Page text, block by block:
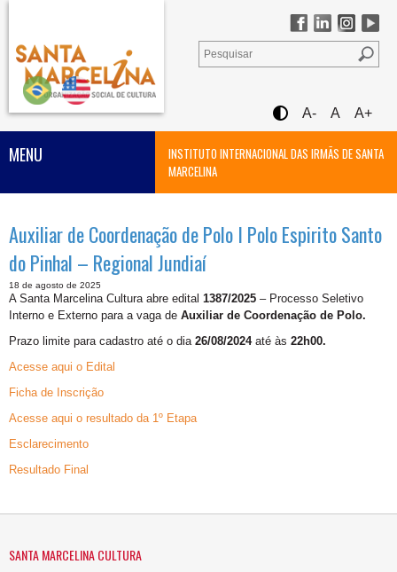
A- A A+
INSTITUTO INTERNACIONAL DAS IRMÃS DE SANTA
MARCELINA
MENU
Auxiliar de Coordenação de Polo I Polo Espirito Santo
do Pinhal – Regional Jundiaí
18 de agosto de 2025
A Santa Marcelina Cultura abre edital 1387/2025 – Processo Seletivo
Interno e Externo para a vaga de Auxiliar de Coordenação de Polo.
Prazo limite para cadastro até o dia26/08/2024até às 22h00.
Acesse aqui o Edital
Ficha de Inscrição
Acesse aqui o resultado da 1º Etapa
Esclarecimento
Resultado Final
SANTA MARCELINA CULTURA